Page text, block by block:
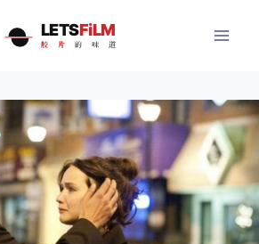
LETSFiLM
胶 片 的 味 道